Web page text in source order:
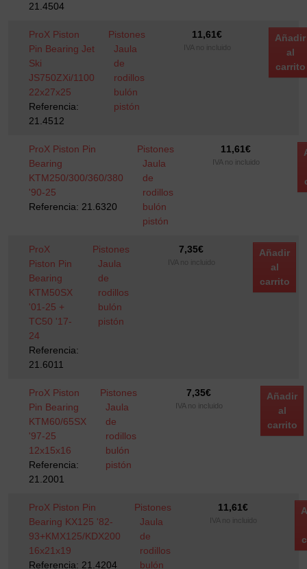
21.4504
ProX Piston
Pin Bearing Jet
Ski
JS750ZXi/1100
22x27x25
Referencia:
21.4512
Pistones
Jaula
de
rodillos
bulón
pistón
11,61€
IVA no incluido
Añadir
al
carrito
ProX Piston Pin
Bearing
KTM250/300/360/380
'90-25
Referencia: 21.6320
Pistones
Jaula
de
rodillos
bulón
pistón
11,61€
IVA no incluido
ProX
Piston Pin
Bearing
KTM50SX
'01-25 +
TC50 '17-
24
Referencia:
21.6011
Pistones
Jaula
de
rodillos
bulón
pistón
7,35€
IVA no incluido
Añadir
al
carrito
ProX Piston
Pin Bearing
KTM60/65SX
'97-25
12x15x16
Referencia:
21.2001
Pistones
Jaula
de
rodillos
bulón
pistón
7,35€
IVA no incluido
Añadir
al
carrito
ProX Piston Pin
Bearing KX125 '82-
93+KMX125/KDX200
16x21x19
Referencia: 21.4204
Pistones
Jaula
de
rodillos
bulón
11,61€
IVA no incluido